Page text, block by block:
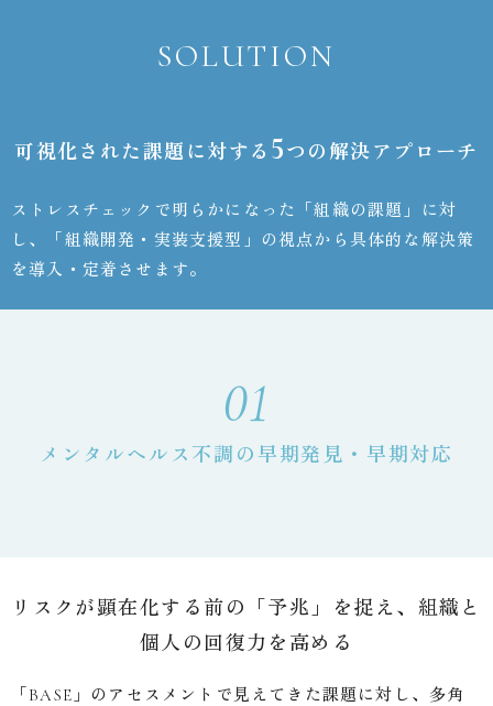
SOLUTION
可視化された課題に対する 5つの解決アプローチ
ストレスチェックで明らかになった「組織の課題」に対
し、
「組織開発・実装支援型」の視点から具体的な解決策
を導入・定着させます。
01
メンタルヘルス不調の早期発見・早期対応
リスクが顕在化する前の「予兆」を捉え、組織と
個人の回復力を高める
「BASE」のアセスメントで見えてきた課題に対し、多角